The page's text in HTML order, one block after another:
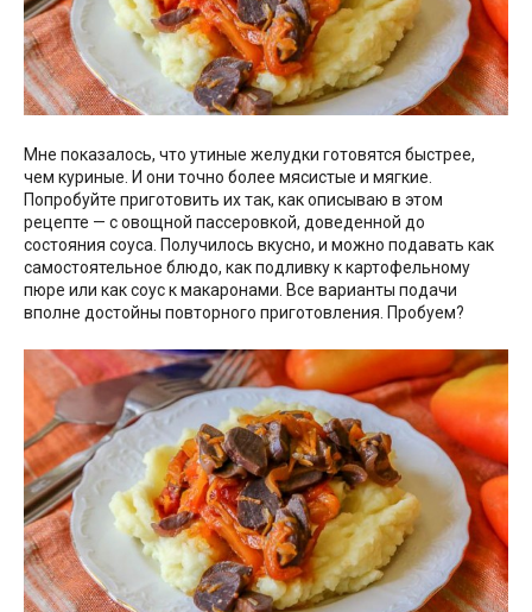
Мне показалось, что утиные желудки готовятся быстрее,
чем куриные. И они точно более мясистые и мягкие.
Попробуйте приготовить их так, как описываю в этом
рецепте — с овощной пассеровкой, доведенной до
состояния соуса. Получилось вкусно, и можно подавать как
самостоятельное блюдо, как подливку к картофельному
пюре или как соус к макаронами. Все варианты подачи
вполне достойны повторного приготовления. Пробуем?